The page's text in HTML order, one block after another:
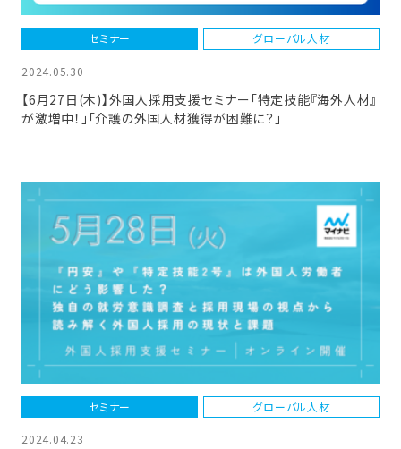
セミナー グローバル人材
2024.05.30
【6月27日(木)】外国人採用支援セミナー「特定技能『海外人材』
が激増中！」「介護の外国人材獲得が困難に？」
セミナー グローバル人材
2024.04.23